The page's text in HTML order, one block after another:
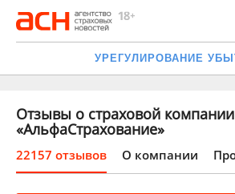
УРЕГУЛИРОВАНИЕ
Отзывы о страховой компании
«АльфаСтрахование»
22157 отзывов О компании